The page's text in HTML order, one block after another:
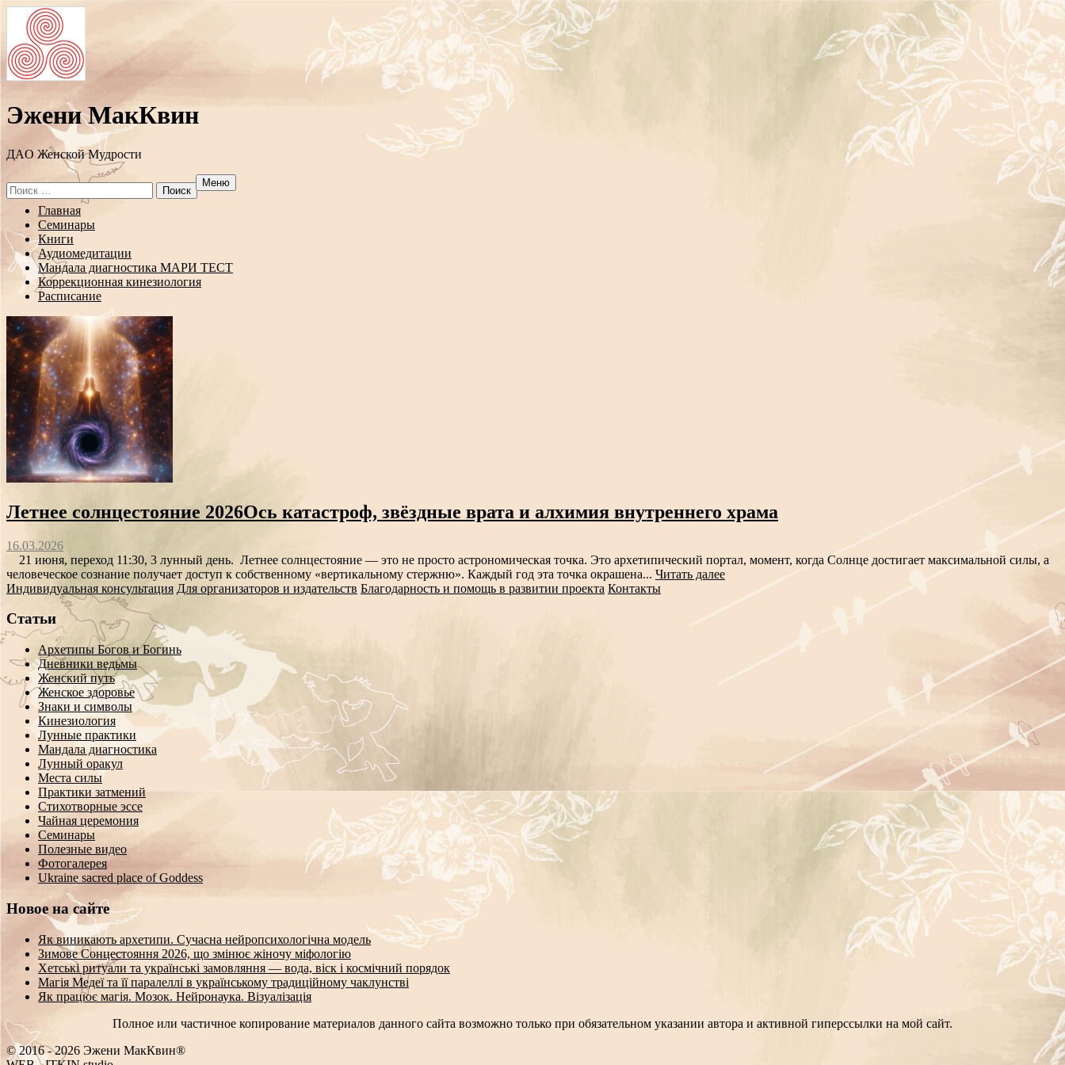
Эжени МакКвин
ДAO Женской Мудрости
Search
for:
Меню
Перейти
содержанию
Главная
Семинары
Книги
Аудиомедитации
Мандала диагностика МАРИ ТЕСТ
Коррекционная кинезиология
Расписание
Летнее солнцестояние 2026Ось катастроф, звёздные врата и алхимия внутреннего храма
16.03.2026
21 июня, переход 11:30, 3 лунный день. Летнее солнцестояние — это не просто астрономическая точка. Это архетипический портал, момент, когда Солнце достигает максимальной силы, а
человеческое сознание получает доступ к собственному «вертикальному стержню». Каждый год эта точка окрашена... Читать далее
Индивидуальная консультация Для организаторов и издательств Благодарность и помощь в развитии проекта Контакты
Статьи
Архетипы Богов и Богинь
Дневники ведьмы
Женский путь
Женское здоровье
Знаки и символы
Кинезиология
Лунные практики
Мандала диагностика
Лунный оракул
Места силы
Практики затмений
Стихотворные эссе
Чайная церемония
Семинары
Полезные видео
Фотогалерея
Ukraine sacred place of Goddess
Новое на сайте
Як виникають архетипи. Сучасна нейропсихологічна модель
Зимове Сонцестояння 2026, що змінює жіночу міфологію
Хетські ритуали та українські замовляння — вода, віск і космічний порядок
Магія Медеї та її паралеллі в українському традиційному чаклунстві
Як працює магія. Мозок. Нейронаука. Візуалізація
Полное или частичное копирование материалов данного сайта возможно только при обязательном указании автора и активной гиперссылки на мой сайт.
© 2016 - 2026 Эжени МакКвин®